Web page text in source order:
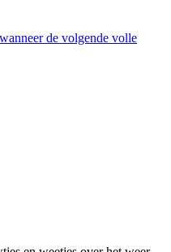
de volgende volle